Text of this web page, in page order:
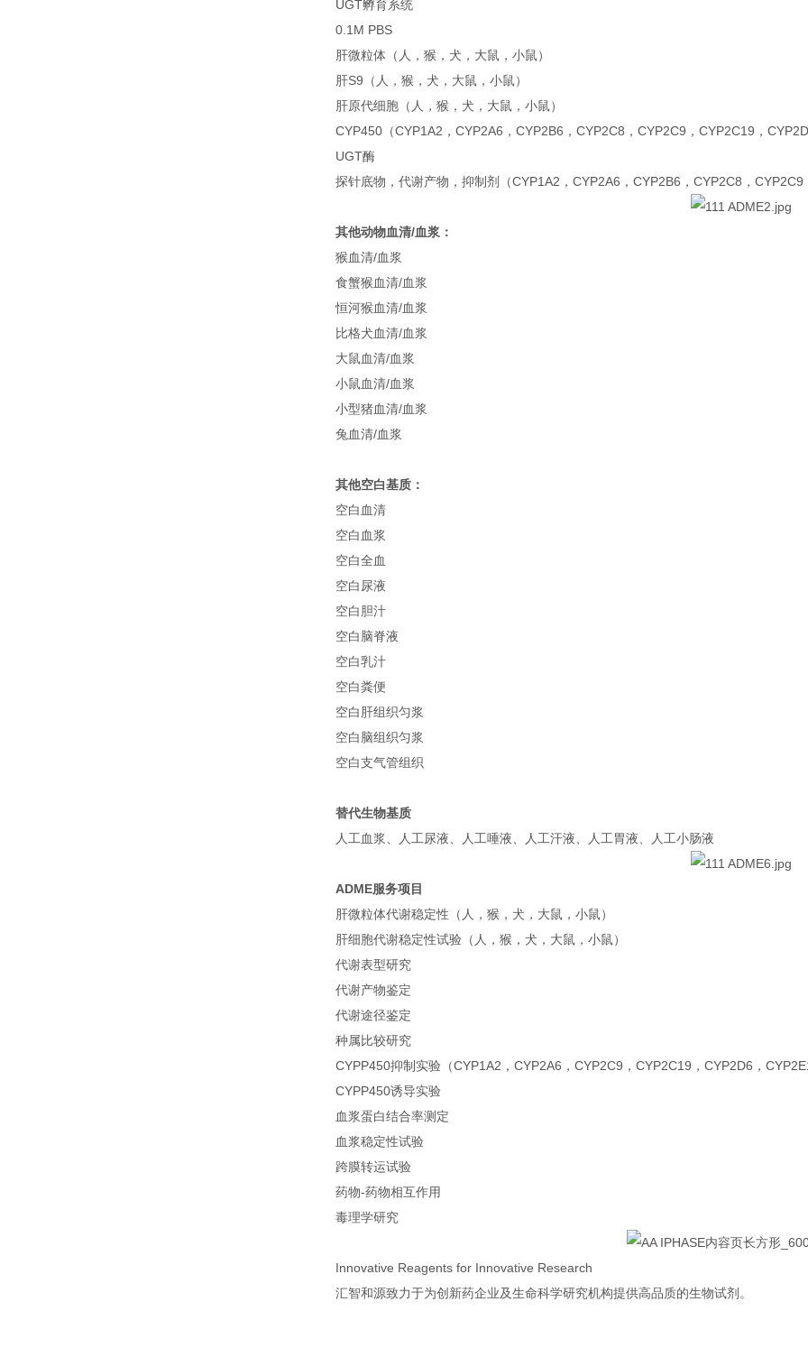
UGT孵育系统
0.1M PBS
肝微粒体（人，猴，犬，大鼠，小鼠）
肝S9（人，猴，犬，大鼠，小鼠）
肝原代细胞（人，猴，犬，大鼠，小鼠）
CYP450（CYP1A2，CYP2A6，CYP2B6，CYP2C8，CYP2C9，CYP2C19，
UGT酶
探针底物，代谢产物，抑制剂（CYP1A2，CYP2A6，CYP2B6，CYP2C8，CYP2C9
其他动物血清/血浆：
猴血清/血浆
食蟹猴血清/血浆
恒河猴血清/血浆
比格犬血清/血浆
大鼠血清/血浆
小鼠血清/血浆
小型猪血清/血浆
兔血清/血浆
其他空白基质：
空白血清
空白血浆
空白全血
空白尿液
空白胆汁
空白脑脊液
空白乳汁
空白粪便
空白肝组织匀浆
空白脑组织匀浆
空白支气管组织
替代生物基质
人工血浆、人工尿液、人工唾液、人工汗液、人工胃液、人工小肠液
ADME服务项目
肝微粒体代谢稳定性（人，猴，犬，大鼠，小鼠）
肝细胞代谢稳定性试验（人，猴，犬，大鼠，小鼠）
代谢表型研究
代谢产物鉴定
代谢途径鉴定
种属比较研究
CYPP450抑制实验（CYP1A2，CYP2A6，CYP2C9，CYP2C19，CYP2D6，
CYPP450诱导实验
血浆蛋白结合率测定
血浆稳定性试验
跨膜转运试验
药物-药物相互作用
毒理学研究
Innovative Reagents for Innovative Research
汇智和源致力于为创新药企业及生命科学研究机构提供高品质的生物试剂。